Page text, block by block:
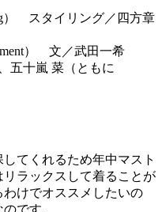
） スタイリング／四方章
） 文／武田一希
五十嵐 菜（ともに
てくれるため年中マスト
ラックスして着ることが
けでオススメしたいの
です。